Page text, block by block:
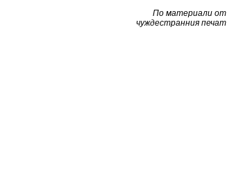
По материали от
чуждестранния печат